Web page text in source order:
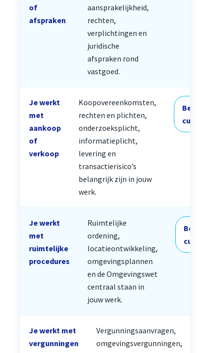
of
afspraken
aansprakelijkheid,
rechten,
verplichtingen en
juridische
afspraken rond
vastgoed.
Je werkt
met
aankoop
of
verkoop
Koopovereenkomsten,
rechten en plichten,
onderzoeksplicht,
informatieplicht,
levering en
transactierisico’s
belangrijk zijn in jouw
werk.
Bekijk
cursus
Je werkt
met
ruimtelijke
procedures
Ruimtelijke
ordening,
locatieontwikkeling,
omgevingsplannen
en de Omgevingswet
centraal staan in
jouw werk.
Bekijk
cursus
Je werkt met
vergunningen
Vergunningsaanvragen,
omgevingsvergunningen,